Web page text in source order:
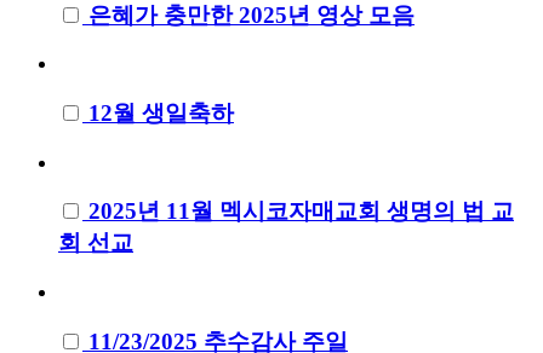
은혜가 충만한 2025년 영상 모음
12월 생일축하
2025년 11월 멕시코자매교회 생명의 법 교
회 선교
11/23/2025 추수감사 주일